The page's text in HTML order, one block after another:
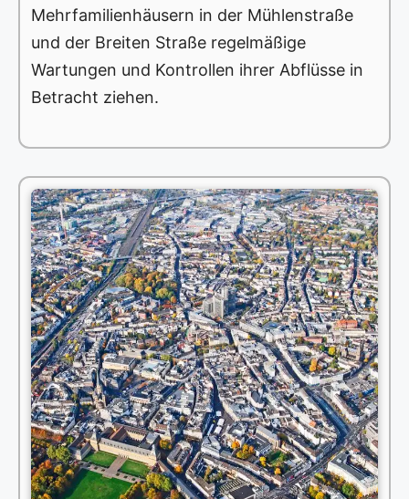
Mehrfamilienhäusern in der Mühlenstraße
und der Breiten Straße regelmäßige
Wartungen und Kontrollen ihrer Abflüsse in
Betracht ziehen.